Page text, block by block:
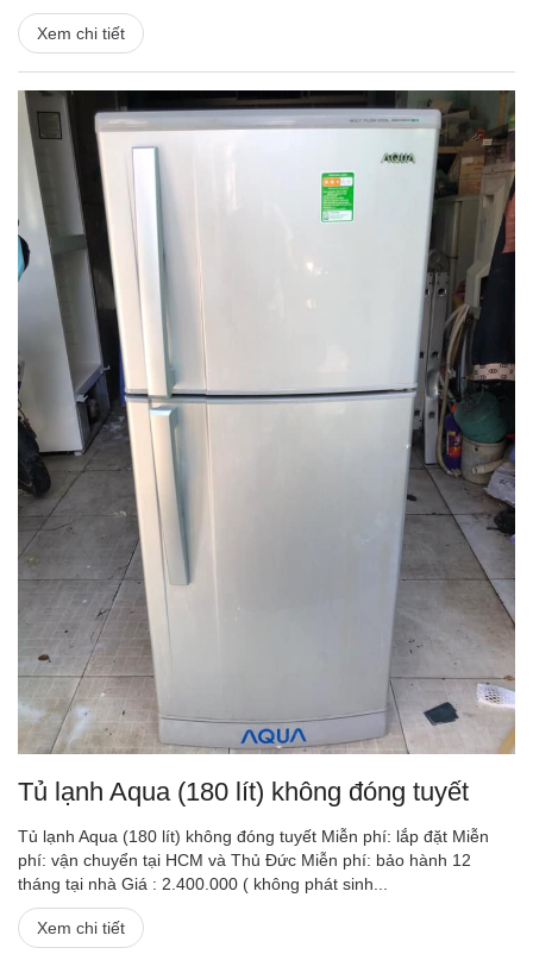
Xem chi tiết
Tủ lạnh Aqua (180 lít) không đóng tuyết
Tủ lạnh Aqua (180 lít) không đóng tuyết Miễn phí: lắp đặt Miễn
phí: vận chuyển tại HCM và Thủ Đức Miễn phí: bảo hành 12
tháng tại nhà Giá : 2.400.000 ( không phát sinh...
Xem chi tiết